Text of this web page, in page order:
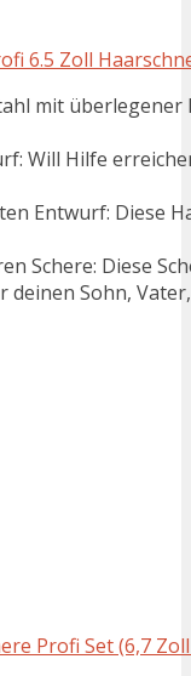
6.5 Zoll
mit
Will Hilfe
Entwurf: Diese
Schere: Diese
deinen Sohn,
Profi Set (6,7